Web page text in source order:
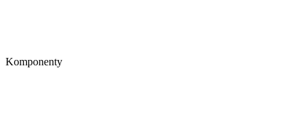
Komponenty